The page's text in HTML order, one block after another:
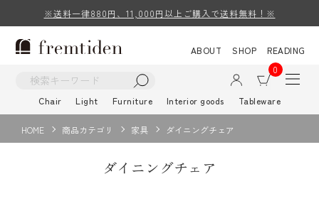
※送料一律880円、11,000円以上ご購入で送料無料！※
ABOUT SHOP
READING
0
Chair Light Furniture Interior goods Tableware
HOME 商品カテゴリ 家具 ダイニングチェア
ダイニングチェア